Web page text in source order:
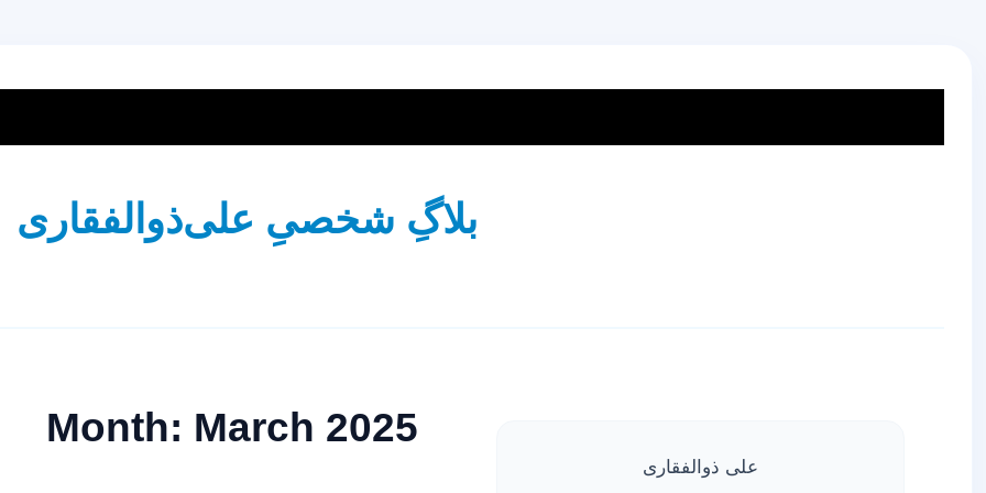
بلاگِ شخصیِ علی‌ذوالفقاری
Month: March 2025
علی ذوالفقاری